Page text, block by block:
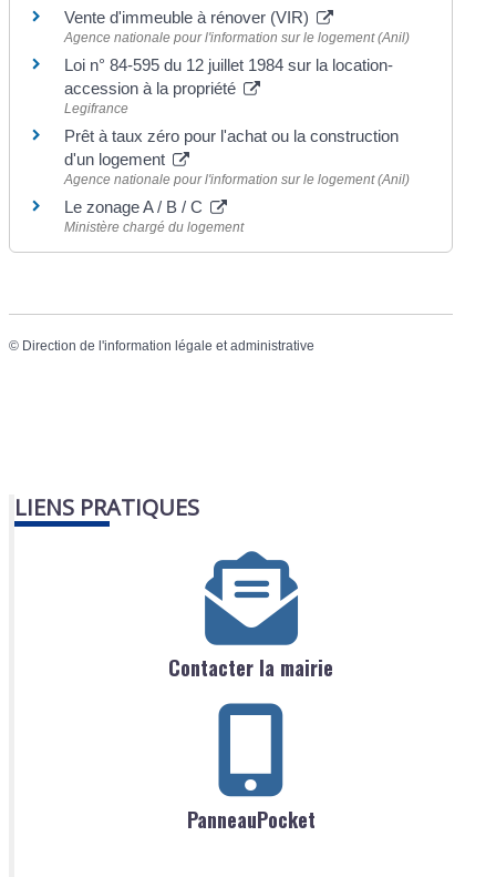
Vente d'immeuble à rénover (VIR)
Agence nationale pour l'information sur le logement (Anil)
Loi n° 84-595 du 12 juillet 1984 sur la location-
accession à la propriété
Legifrance
Prêt à taux zéro pour l'achat ou la construction
d'un logement
Agence nationale pour l'information sur le logement (Anil)
Le zonage A / B / C
Ministère chargé du logement
© Direction de l'information légale et administrative
LIENS PRATIQUES
Contacter la mairie
PanneauPocket